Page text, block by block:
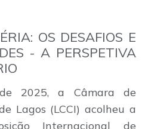
OS DESAFIOS E
- A PERSPETIVA
2025, a Câmara de
Lagos (LCCI) acolheu a
Internacional de